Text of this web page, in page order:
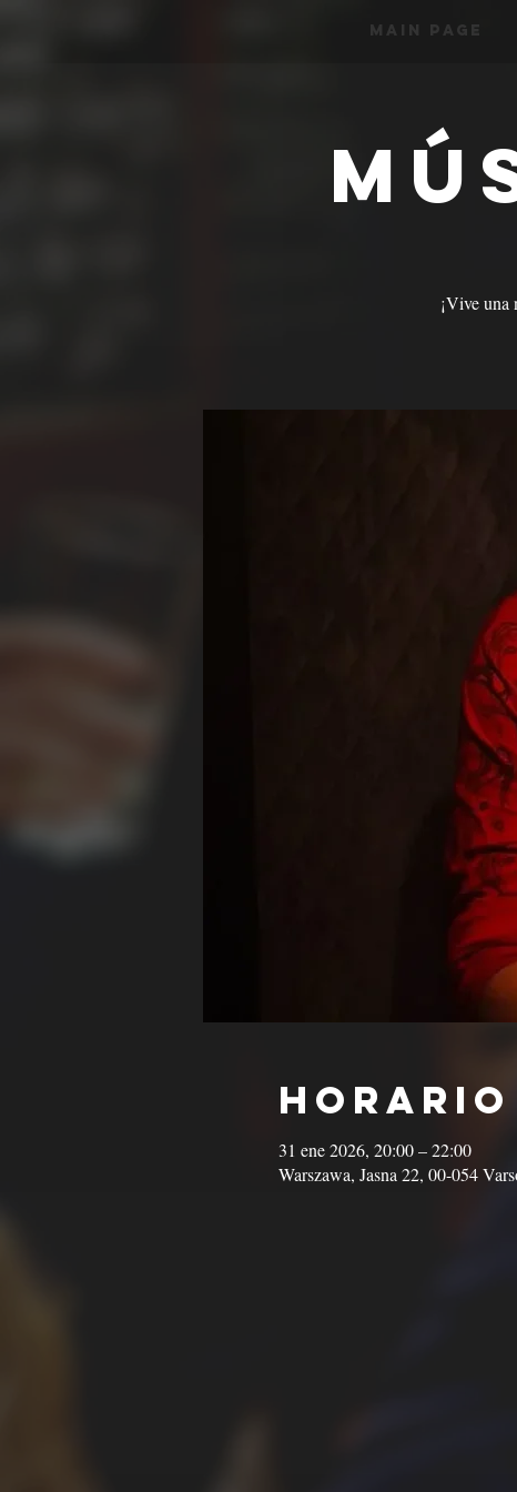
Main Page
¡Vive una
Horario
31 ene 2026, 20:00 – 22:00
Warszawa, Jasna 22, 00-054